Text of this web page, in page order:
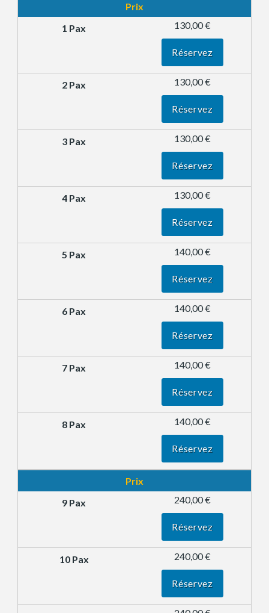
Prix
130,00 €
Réservez
130,00 €
Réservez
130,00 €
Réservez
130,00 €
Réservez
140,00 €
Réservez
140,00 €
Réservez
140,00 €
Réservez
140,00 €
Réservez
Prix
240,00 €
Réservez
240,00 €
Réservez